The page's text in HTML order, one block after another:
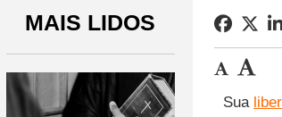
MAIS LIDOS
Sua